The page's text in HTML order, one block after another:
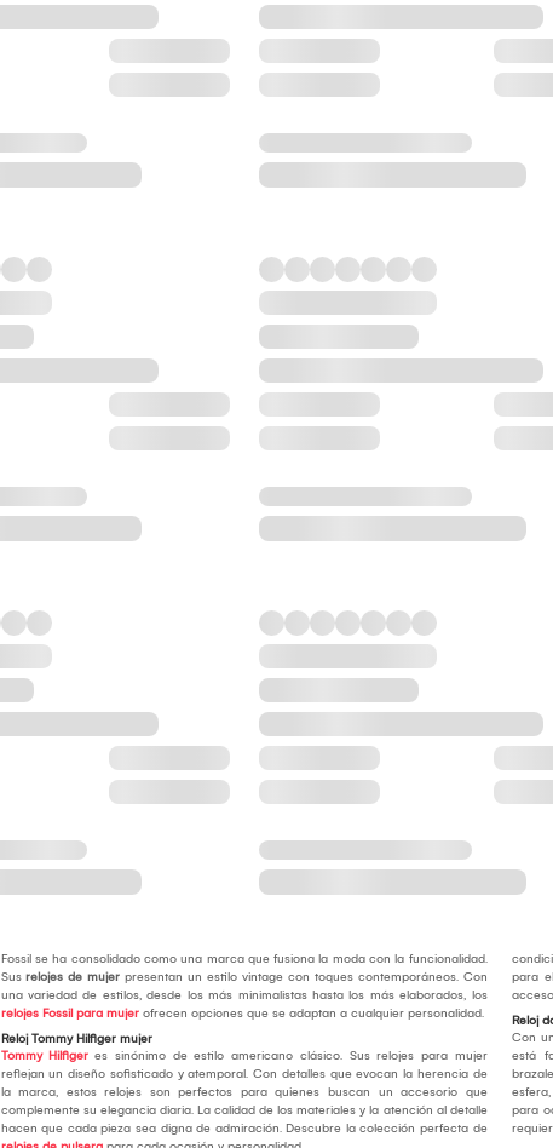
Fossil se ha consolidado como una marca que fusiona la moda con la funcionalidad.
Sus relojes de mujerpresentan un estilo vintage con toques contemporáneos. Con
una variedad de estilos, desde los más minimalistas hasta los más elaborados, los
relojes Fossil para mujerofrecen opciones que se adaptan a cualquier personalidad.
Reloj Tommy Hilfiger mujer
Tommy Hilfigeres sinónimo de estilo americano clásico. Sus relojes para mujer
reflejan un diseño sofisticado y atemporal. Con detalles que evocan la herencia de
la marca, estos relojes son perfectos para quienes buscan un accesorio que
complemente su elegancia diaria. La calidad de los materiales y la atención al detalle
hacen que cada pieza sea digna de admiración. Descubre la colección perfecta de
para
Reloj
Con
está
para